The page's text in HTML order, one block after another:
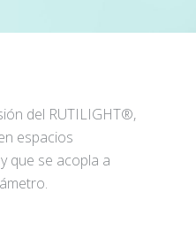
del RUTILIGHT®,
espacios
que se acopla a